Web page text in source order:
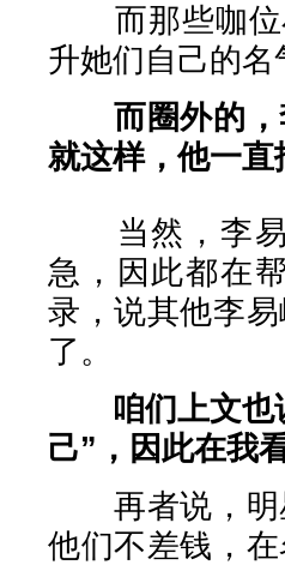
而那些咖位
升她们自己的名
而圈外的
就这样，他一直
当然，李易
急，因此都在
录，说其他李
了。
咱们上文
己”，因此在我
再者说，明
他们不差钱，